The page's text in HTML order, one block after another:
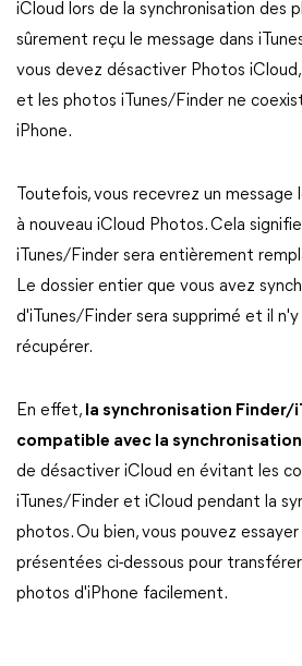
iCloud lors de la synchronisation des
sûrement reçu le message dans
vous devez désactiver Photos
et les photos iTunes/Finder ne
iPhone.
Toutefois, vous recevrez un
à nouveau iCloud Photos. Cela
iTunes/Finder sera entièrement
Le dossier entier que vous avez
d'iTunes/Finder sera supprimé et il
récupérer.
En effet, la synchronisation Finder/
compatible avec la
de désactiver iCloud en évitant les
iTunes/Finder et iCloud pendant la
photos. Ou bien, vous pouvez
présentées ci-dessous pour
photos d'iPhone facilement.